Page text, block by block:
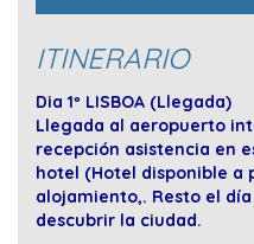
ITINERARIO
Dia 1º LISBOA (Llegada)
Llegada al aeropuerto
recepción asistencia en
hotel (Hotel disponible a
alojamiento,. Resto el
descubrir la ciudad.